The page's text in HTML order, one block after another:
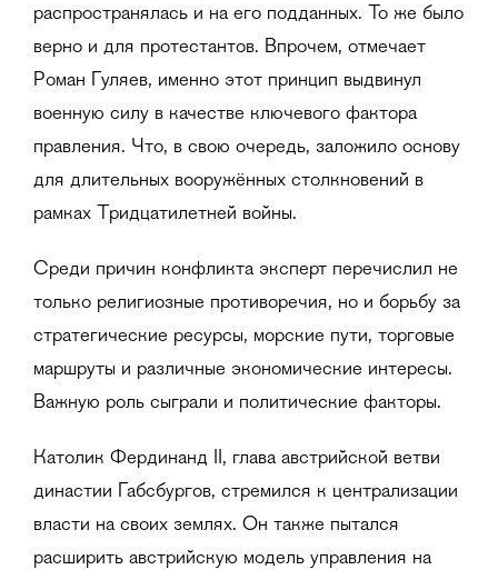
распространялась и на его подданных. То же было
верно и для протестантов. Впрочем, отмечает
Роман Гуляев, именно этот принцип выдвинул
военную силу в качестве ключевого фактора
правления. Что, в свою очередь, заложило основу
для длительных вооружённых столкновений в
рамках Тридцатилетней войны.
Среди причин конфликта эксперт перечислил не
только религиозные противоречия, но и борьбу за
стратегические ресурсы, морские пути, торговые
маршруты и различные экономические интересы.
Важную роль сыграли и политические факторы.
Католик Фердинанд II, глава австрийской ветви
династии Габсбургов, стремился к централизации
власти на своих землях. Он также пытался
расширить австрийскую модель управления на